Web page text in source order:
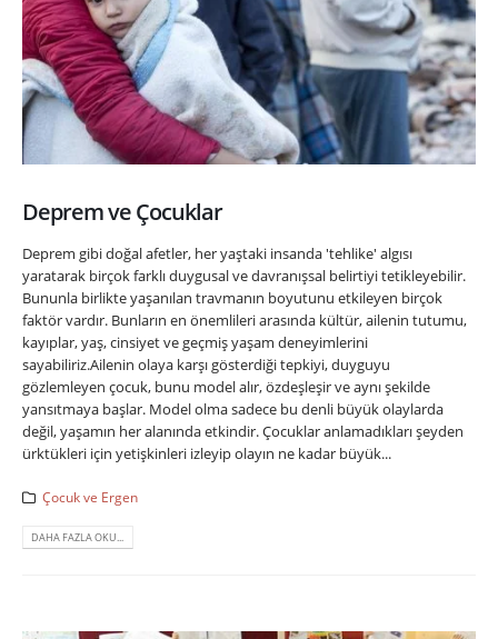
Deprem ve Çocuklar
Deprem gibi doğal afetler, her yaştaki insanda 'tehlike' algısı
yaratarak birçok farklı duygusal ve davranışsal belirtiyi tetikleyebilir.
Bununla birlikte yaşanılan travmanın boyutunu etkileyen birçok
faktör vardır. Bunların en önemlileri arasında kültür, ailenin tutumu,
kayıplar, yaş, cinsiyet ve geçmiş yaşam deneyimlerini
sayabiliriz.Ailenin olaya karşı gösterdiği tepkiyi, duyguyu
gözlemleyen çocuk, bunu model alır, özdeşleşir ve aynı şekilde
yansıtmaya başlar. Model olma sadece bu denli büyük olaylarda
değil, yaşamın her alanında etkindir. Çocuklar anlamadıkları şeyden
ürktükleri için yetişkinleri izleyip olayın ne kadar büyük...
Çocuk ve Ergen
DAHA FAZLA OKU...